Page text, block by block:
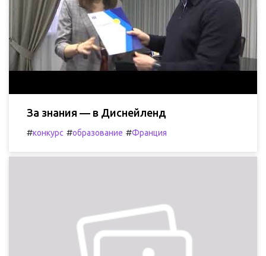
За знания — в Диснейленд
#конкурс #образование #Франция